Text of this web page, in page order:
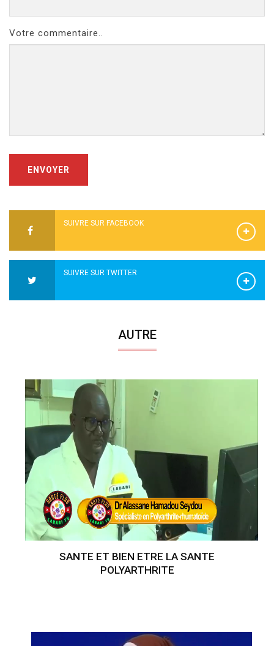
Votre commentaire..
ENVOYER
SUIVRE SUR FACEBOOK
SUIVRE SUR TWITTER
AUTRE
SANTE ET BIEN ETRE LA SANTE
POLYARTHRITE